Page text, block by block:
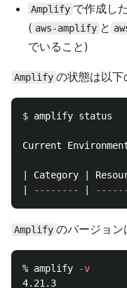
Amplify で作成した
( aws-amplify と
でいること)
Amplify の状態は以下
$ amplify status
Current
| Category |
|
-------- |
Amplify のバージョン
% amplify
-v